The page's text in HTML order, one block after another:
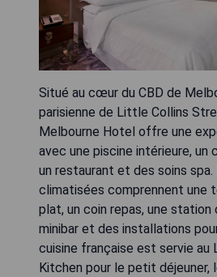
Situé au cœur du CBD de
parisienne de Little Collins
Melbourne Hotel offre une
avec une piscine intérieure, un
un restaurant et des soins spa.
climatisées comprennent une
plat, un coin repas, une station
minibar et des installations
cuisine française est servie au
Kitchen pour le petit déjeuner,